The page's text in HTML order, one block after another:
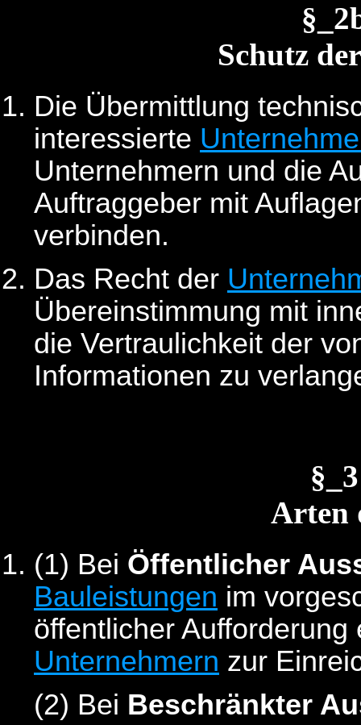
Schutz
Die Übermittlung
interessierte
Unternehmern und die
Auftraggeber mit
verbinden.
Das Recht der
Übereinstimmung mit
die Vertraulichkeit der
Informationen zu
Arten
(1) Bei Öffentlicher
Bauleistungen im
öffentlicher
Unternehmern zur
(2) Bei Beschränkter